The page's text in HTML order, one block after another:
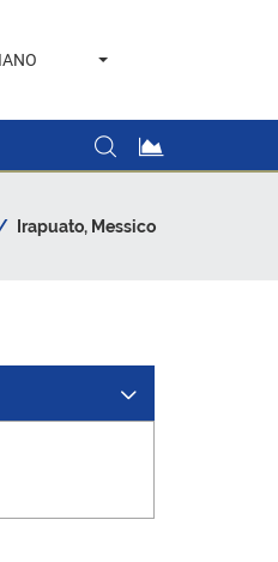
Irapuato, Messico